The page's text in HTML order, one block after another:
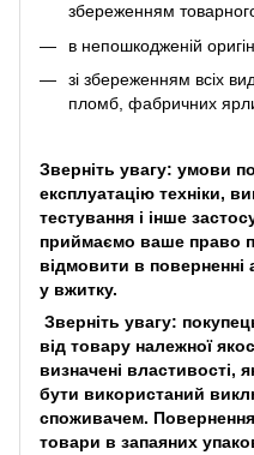
збереженням
в непошкодженій
зі збереженням всіх
пломб, фабричних
Зверніть увагу: умови
експлуатацію техніки,
тестування і інше
приймаємо ваше право
відмовити в поверненні
у вжитку.
Зверніть увагу:
від товару належної
визначені властивості,
бути використаний
споживачем.
товари в запаяних